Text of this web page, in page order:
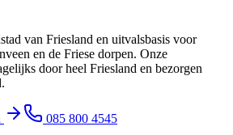
van Friesland en uitvalsbasis voor
en de Friese dorpen. Onze
door heel Friesland en bezorgen
085 800 4545